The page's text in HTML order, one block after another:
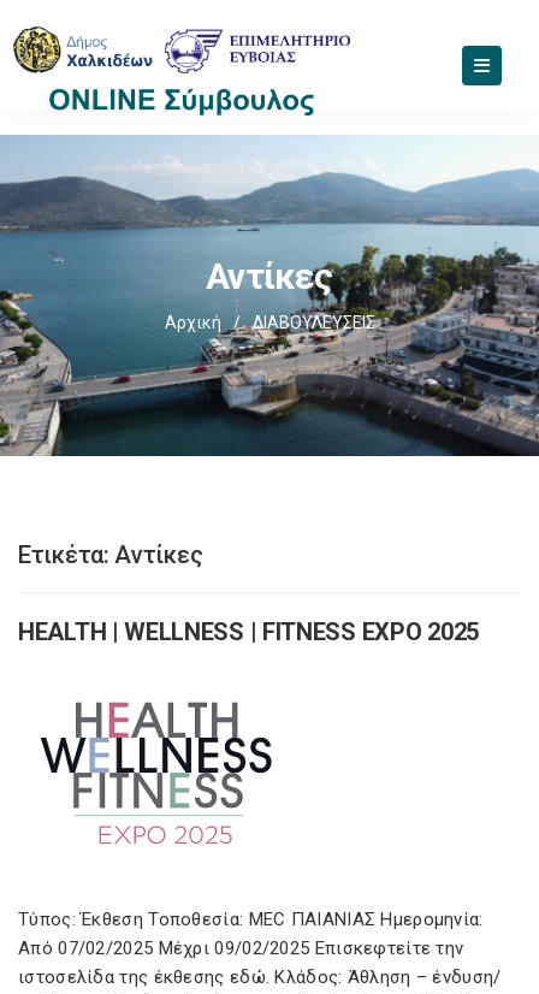
Αντίκες
Αρχική / ΔΙΑΒΟΥΛΕΥΣΕΙΣ
Ετικέτα:Αντίκες
HEALTH | WELLNESS | FITNESS EXPO 2025
Τύπος: Έκθεση Τοποθεσία: MEC ΠΑΙΑΝΙΑΣ Ημερομηνία:
Από 07/02/2025 Μέχρι 09/02/2025 Επισκεφτείτε την
ιστοσελίδα της έκθεσης εδώ. Κλάδος: Άθληση – ένδυση/